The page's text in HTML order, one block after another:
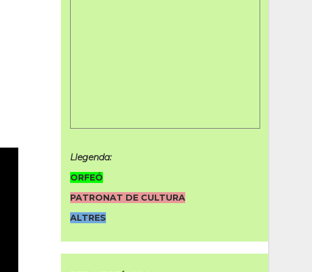
Llegenda:
ORFEÓ
PATRONAT DE CULTURA
ALTRES